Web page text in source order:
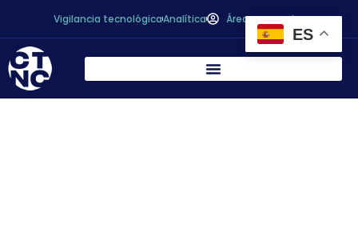
Vigilancia tecnológicaAnalítica Área personal
ES